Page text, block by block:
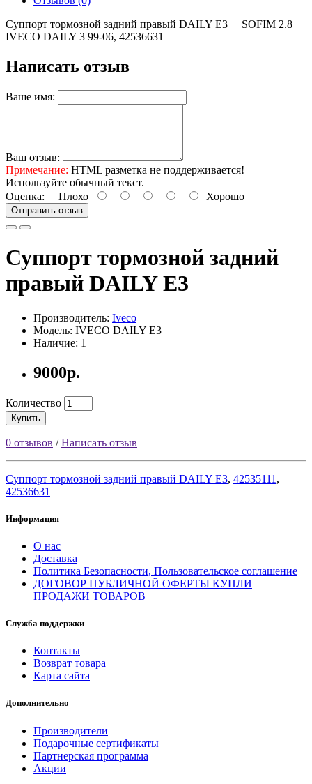
Суппорт тормозной задний правый DAILY E3 SOFIM 2.8
IVECO DAILY 3 99-06, 42536631
Написать отзыв
Ваше имя:
Ваш отзыв:
Примечание: HTML разметка не поддерживается!
Используйте обычный текст.
Оценка: Плохо Хорошо
Отправить отзыв
Суппорт тормозной задний
правый DAILY E3
Производитель: Iveco
Модель: IVECO DAILY E3
Наличие: 1
9000р.
Количество
Купить
0 отзывов /Написать отзыв
Суппорт тормозной задний правый DAILY E3, 42535111 ,
42536631
Информация
О нас
Доставка
Политика Безопасности, Пользовательское соглашение
ДОГОВОР ПУБЛИЧНОЙ ОФЕРТЫ КУПЛИ
ПРОДАЖИ ТОВАРОВ
Служба поддержки
Контакты
Возврат товара
Карта сайта
Дополнительно
Производители
Подарочные сертификаты
Партнерская программа
Акции